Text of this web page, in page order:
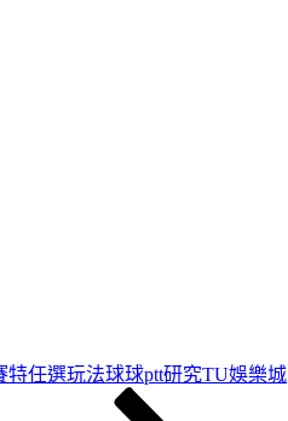
任選玩法球球ptt研究TU娛樂城